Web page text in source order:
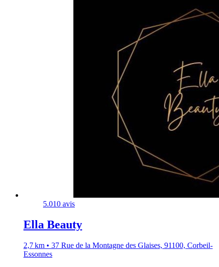
5.010 avis
Ella Beauty
2,7 km • 37 Rue de la Montagne des Glaises, 91100, Corbeil-
Essonnes